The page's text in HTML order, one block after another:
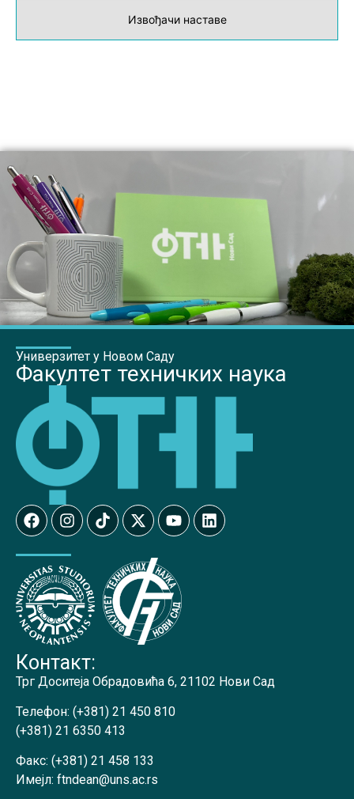
Извођачи наставе
Универзитет у Новом Саду
Факултет техничких наука
Контакт:
Трг Доситеја Обрадовића 6, 21102 Нови Сад
Телефон: (+381) 21 450 810
(+381) 21 6350 413
Факс: (+381) 21 458 133
Имејл: ftndean@uns.ac.rs